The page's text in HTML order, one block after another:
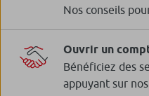
Nos conseils
Ouvrir un
Bénéficiez des
appuyant sur